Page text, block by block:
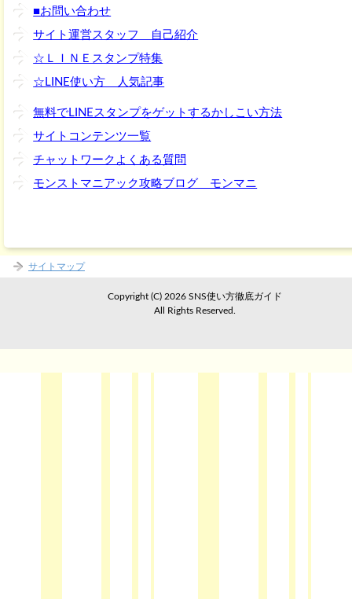
■お問い合わせ
サイト運営スタッフ 自己紹介
☆ＬＩＮＥスタンプ特集
☆LINE使い方 人気記事
無料でLINEスタンプをゲットするかしこい方法
サイトコンテンツ一覧
チャットワークよくある質問
モンストマニアック攻略ブログ モンマニ
サイトマップ
Copyright (C) 2026 SNS使い方徹底ガイド
All Rights Reserved.